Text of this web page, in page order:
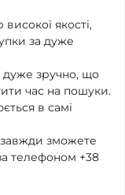
якості,
за дуже
дуже зручно, що
час на пошуки.
в самі
зможете
телефоном +38